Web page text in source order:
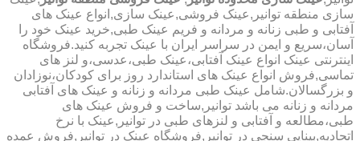
سازی منطقه توانیر,عینک فروشی,عینک سازی,انواع عینک های
آفتابی و طبی زنانه و مردانه و فریم عینک طبی,خرید عینک خود را
آسان،سریع و ایمن در سراسر ایران با عینک تجربه کنید.فروشگاه
اینترنتی عینک انواع عینک آفتابی،عینک طبی،عدسی،و لنز های
تماسی,فروش انواع عینک های استاندارد روز برای کودکان،نوزادان
و بزرگسالان.شامل عینک طبی مردانه و زنانه و عینک های آفتابی
مردانه و زنانه می باشد توانیر,ساخت و فروش عینک های
طبی،مطالعه و آفتابی و لنزهای طبی در توانیر,عینک با نرخ
اتحادیه,بینایی سنجی در توانیر,فروشگاه عینک در توانیر,فروش عمده